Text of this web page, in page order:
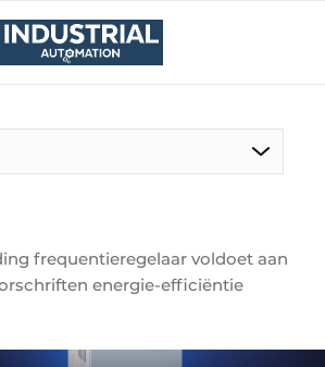
aanleveren
frequentieregelaar voldoet aan
energie-efficiëntie